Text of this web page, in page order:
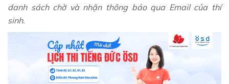
danh sách chờ và nhận thông báo qua Email của thí
sinh.